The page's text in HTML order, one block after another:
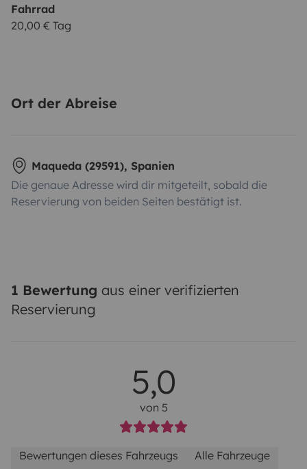
Fahrrad
20,00 € Tag
Ort der Abreise
Maqueda (29591), Spanien
Die genaue Adresse wird dir mitgeteilt, sobald die
Reservierung von beiden Seiten bestätigt ist.
1 Bewertung aus einer verifizierten
Reservierung
5,0
von 5
Bewertungen dieses Fahrzeugs Alle Fahrzeuge